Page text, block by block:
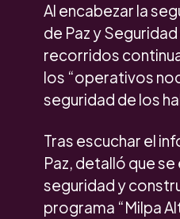
Al encabezar la
de Paz y
recorridos
los “operativos
seguridad de los
Tras escuchar el
Paz, detalló que
seguridad y
programa “Milpa